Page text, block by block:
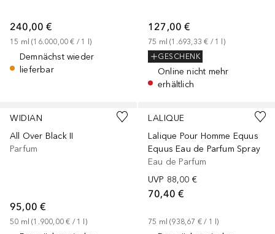
240,00 €
15 ml (16.000,00 € / 1 l)
Demnächst wieder
lieferbar
127,00 €
75 ml (1.693,33 € / 1 l)
GESCHENK
Online nicht mehr
erhältlich
WIDIAN
All Over Black II
Parfum
95,00 €
50 ml (1.900,00 € / 1 l)
LALIQUE
Lalique Pour Homme Equus
Equus Eau de Parfum Spray
Eau de Parfum
UVP 88,00 €
70,40 €
75 ml (938,67 € / 1 l)